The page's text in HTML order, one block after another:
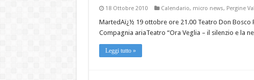
18 Ottobre 2010 Calendario, micro news, Pergine
MartedAï¿½ 19 ottobre ore 21.00 Teatro Don Bosco
Compagnia ariaTeatro “Ora Veglia – il silenzio e la
Leggi tutto »